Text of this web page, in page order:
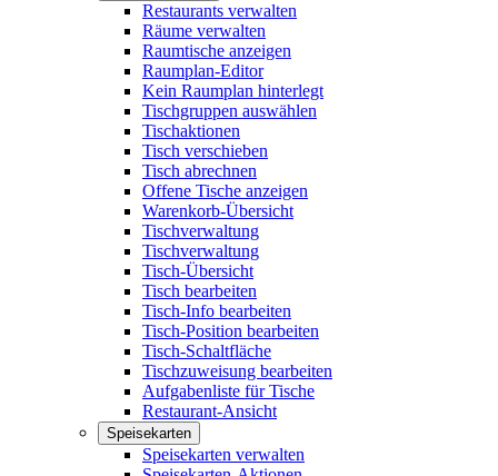
Restaurants verwalten
Räume verwalten
Raumtische anzeigen
Raumplan-Editor
Kein Raumplan hinterlegt
Tischgruppen auswählen
Tischaktionen
Tisch verschieben
Tisch abrechnen
Offene Tische anzeigen
Warenkorb-Übersicht
Tischverwaltung
Tischverwaltung
Tisch-Übersicht
Tisch bearbeiten
Tisch-Info bearbeiten
Tisch-Position bearbeiten
Tisch-Schaltfläche
Tischzuweisung bearbeiten
Aufgabenliste für Tische
Restaurant-Ansicht
Speisekarten
Speisekarten verwalten